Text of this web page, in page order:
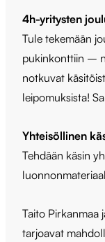
4h-yritysten
Tule tekemään
pukinkonttiin –
notkuvat
leipomuksista!
Yhteisöllinen
Tehdään käsin
Taito Pirkanmaa
tarjoavat